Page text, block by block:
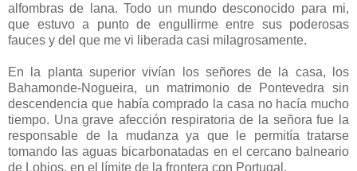
alfombras de lana. Todo un mundo desconocido para mi,
que estuvo a punto de engullirme entre sus poderosas
fauces y del que me vi liberada casi milagrosamente.
En la planta superior vivían los señores de la casa, los
Bahamonde-Nogueira, un matrimonio de Pontevedra sin
descendencia que había comprado la casa no hacía mucho
tiempo. Una grave afección respiratoria de la señora fue la
responsable de la mudanza ya que le permitía tratarse
tomando las aguas bicarbonatadas en el cercano balneario
de Lobios, en el límite de la frontera con Portugal.